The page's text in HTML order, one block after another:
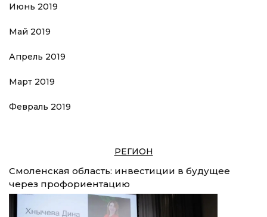
Июнь 2019
Май 2019
Апрель 2019
Март 2019
Февраль 2019
РЕГИОН
Смоленская область: инвестиции в будущее
через профориентацию